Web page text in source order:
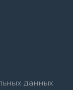
данных